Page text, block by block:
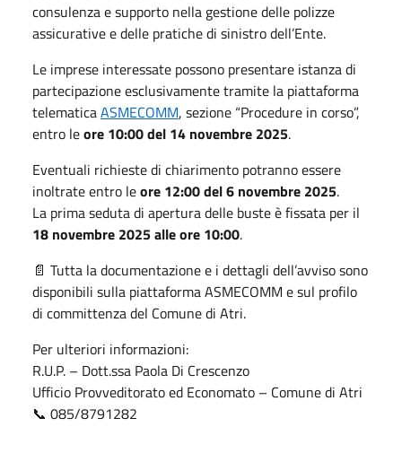
consulenza e supporto nella gestione delle polizze
assicurative e delle pratiche di sinistro dell’Ente.
Le imprese interessate possono presentare istanza di
partecipazione esclusivamente tramite la piattaforma
telematicaASMECOMM, sezione “Procedure in corso”,
entro leore 10:00 del 14 novembre 2025.
Eventuali richieste di chiarimento potranno essere
inoltrate entro leore 12:00 del 6 novembre 2025.
La prima seduta di apertura delle buste è fissata per il
18 novembre 2025 alle ore 10:00.
📄 Tutta la documentazione e i dettagli dell’avviso sono
disponibili sulla piattaforma ASMECOMM e sul profilo
di committenza del Comune di Atri.
Per ulteriori informazioni:
R.U.P. – Dott.ssa Paola Di Crescenzo
Ufficio Provveditorato ed Economato – Comune di Atri
📞 085/8791282